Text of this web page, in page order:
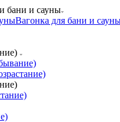
бани и сауны
Вагонка для бани и